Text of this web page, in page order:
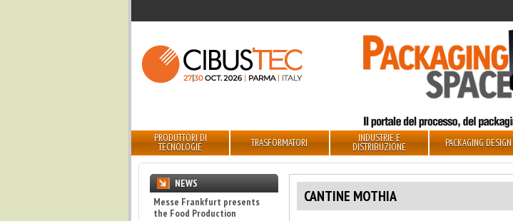
PRODUTTORI DI
TECNOLOGIE TRASFORMATORI INDUSTRIE E
DISTRIBUZIONE PACKAGING DESIGN
CANTINE MOTHIA
NEWS
Messe Frankfurt presents
the Food Production